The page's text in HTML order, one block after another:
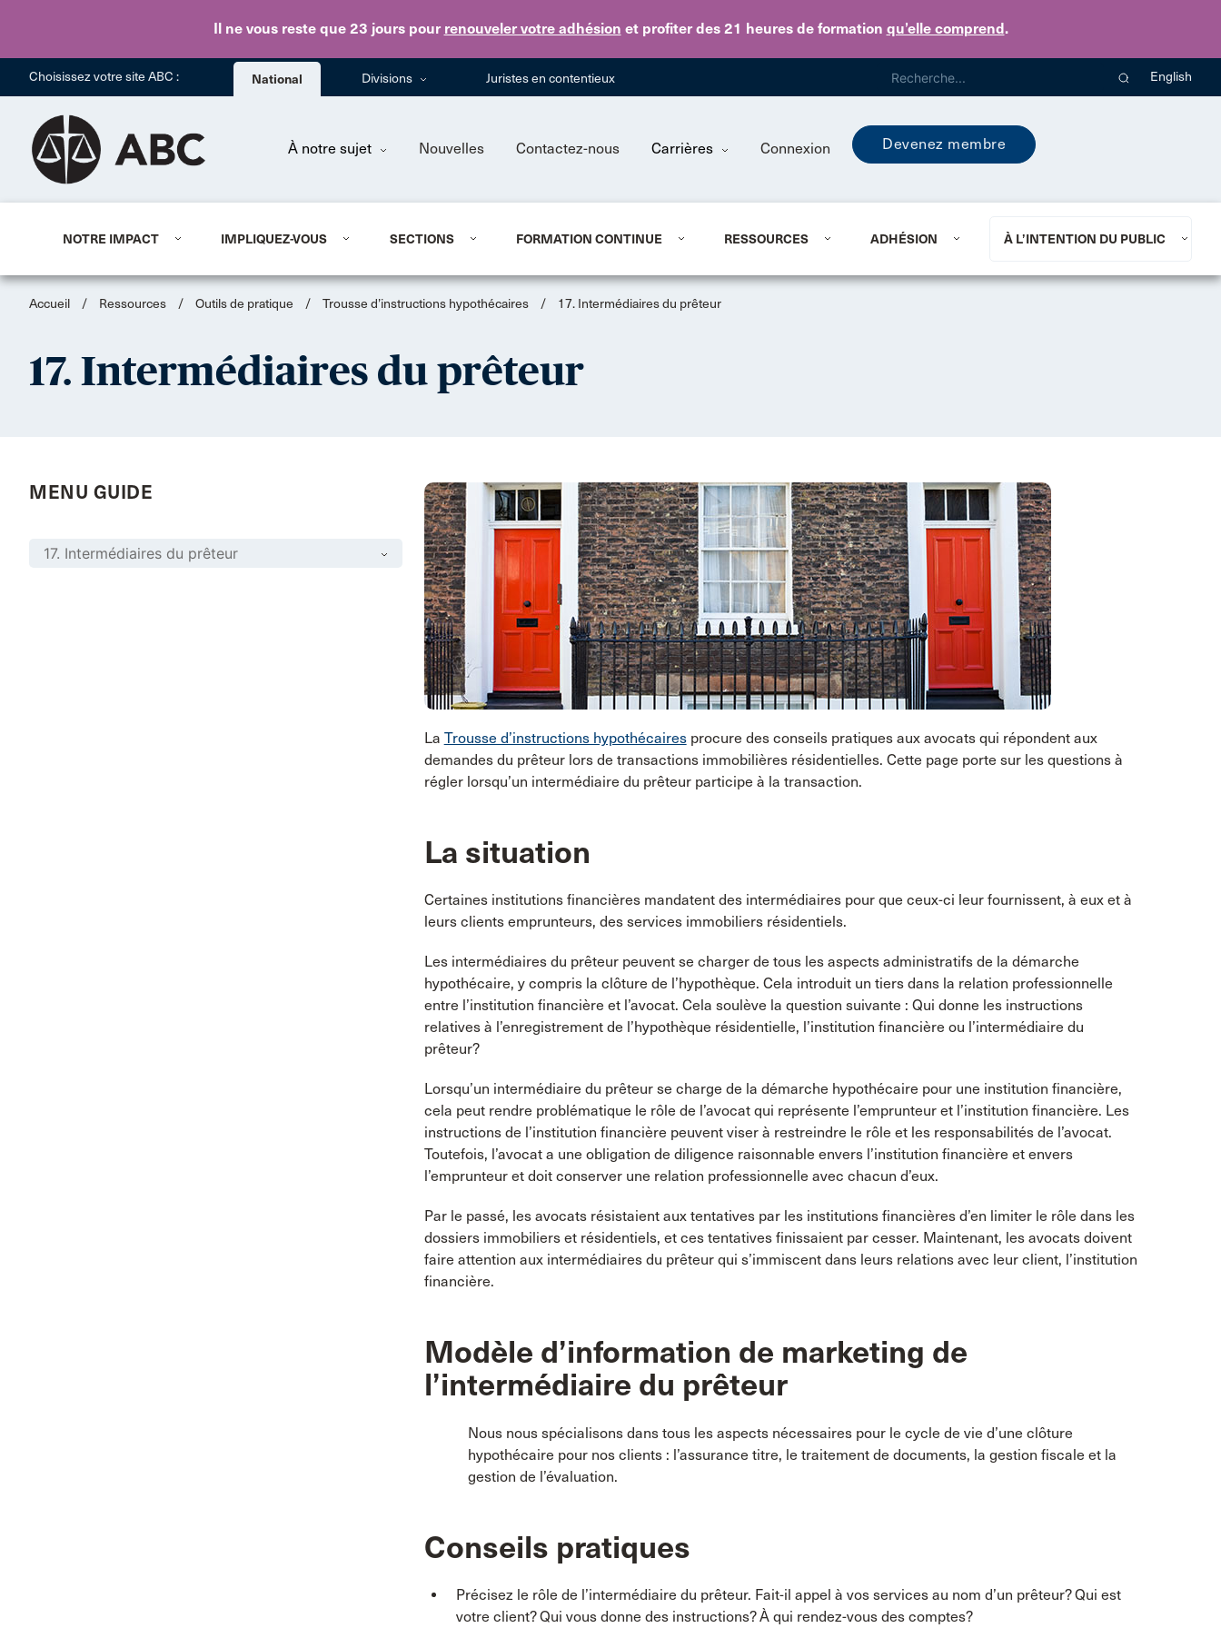
Il ne vous reste que 23 jourspour renouveler votre adhésion et profiter des 21 heures de formation qu’elle comprend.
Skip to main content
Choisissez votre site ABC : National Divisions Juristes en contentieux English
À notre sujet Nouvelles Contactez-nous Carrières Connexion Devenez membre
NOTRE IMPACT IMPLIQUEZ-VOUS SECTIONS FORMATION CONTINUE RESSOURCES ADHÉSION À L’INTENTION DU PUBLIC
Accueil / Ressources / Outils de pratique / Trousse d’instructions hypothécaires / 17. Intermédiaires du prêteur
17. Intermédiaires du prêteur
MENU GUIDE
La Trousse d’instructions hypothécairesprocure des conseils pratiques aux avocats qui répondent aux
demandes du prêteur lors de transactions immobilières résidentielles. Cette page porte sur les questions à
régler lorsqu’un intermédiaire du prêteur participe à la transaction.
La situation
Certaines institutions financières mandatent des intermédiaires pour que ceux-ci leur fournissent, à eux et à
leurs clients emprunteurs, des services immobiliers résidentiels.
Les intermédiaires du prêteur peuvent se charger de tous les aspects administratifs de la démarche
hypothécaire, y compris la clôture de l’hypothèque. Cela introduit un tiers dans la relation professionnelle
entre l’institution financière et l’avocat. Cela soulève la question suivante : Qui donne les instructions
relatives à l’enregistrement de l’hypothèque résidentielle, l’institution financière ou l’intermédiaire du
prêteur?
Lorsqu’un intermédiaire du prêteur se charge de la démarche hypothécaire pour une institution financière,
cela peut rendre problématique le rôle de l’avocat qui représente l’emprunteur et l’institution financière. Les
instructions de l’institution financière peuvent viser à restreindre le rôle et les responsabilités de l’avocat.
Toutefois, l’avocat a une obligation de diligence raisonnable envers l’institution financière et envers
l’emprunteur et doit conserver une relation professionnelle avec chacun d’eux.
Par le passé, les avocats résistaient aux tentatives par les institutions financières d’en limiter le rôle dans les
dossiers immobiliers et résidentiels, et ces tentatives finissaient par cesser. Maintenant, les avocats doivent
faire attention aux intermédiaires du prêteur qui s’immiscent dans leurs relations avec leur client, l’institution
financière.
Modèle d’information de marketing de
l’intermédiaire du prêteur
Nous nous spécialisons dans tous les aspects nécessaires pour le cycle de vie d’une clôture
hypothécaire pour nos clients : l’assurance titre, le traitement de documents, la gestion fiscale et la
gestion de l’évaluation.
Conseils pratiques
Précisez le rôle de l’intermédiaire du prêteur. Fait-il appel à vos services au nom d’un prêteur? Qui est
votre client? Qui vous donne des instructions? À qui rendez-vous des comptes?